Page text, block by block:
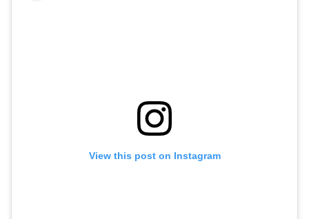
View this post on Instagram